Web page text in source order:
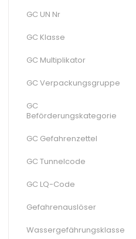
GC UN Nr
GC Klasse
GC Multiplikator
GC Verpackungsgruppe
GC
Beförderungskategorie
GC Gefahrenzettel
GC Tunnelcode
GC LQ-Code
Gefahrenauslöser
Wassergefährungsklasse